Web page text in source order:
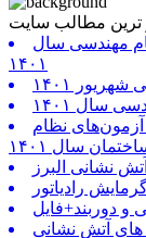
ترین مطالب سایت
مهندسی سال
۱۴۰۱
۱۴۰۱
سال ۱۴۰۱
آزمون‌های نظام
سال ۱۴۰۱
نشانی البرز
رادیاتور